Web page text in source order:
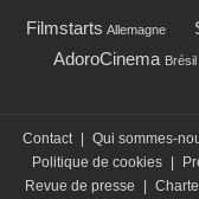
Filmstarts Allemagne
AdoroCinema Brésil
Contact | Qui sommes-
Politique de cookies |
Revue de presse
|